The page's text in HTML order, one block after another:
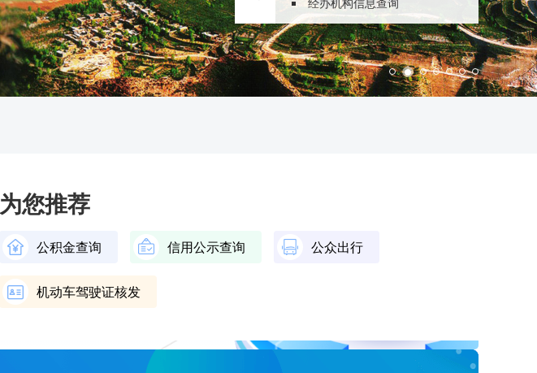
为您推荐
公积金查询 信用公示查询 公众出行
机动车驾驶证核发